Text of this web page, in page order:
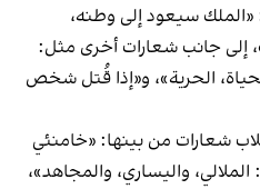
سيعود إلى وطنه،
جانب شعارات أخرى مثل:
الحرية»، و«إذا قُتل شخص
شعارات من بينها: «خامنئي
واليساري، والمجاهد»،